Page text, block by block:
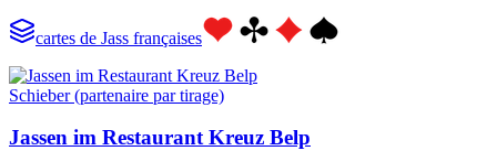
cartes de Jass françaises
Schieber (partenaire par tirage)
Jassen im Restaurant Kreuz Belp